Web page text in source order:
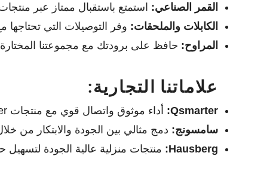
القمر الصناعي: استمتع باستقبال ممتاز عبر
الكابلات والملحقات: وفر التوصيلات التي تحتاجها
المراوح: حافظ على برودتك مع مجموعتنا
علاماتنا التجارية:
Qsmarter:
أداء موثوق واتصال قوي مع منتجات Qsmarter.
سامسونج: دمج مثالي بين الجودة والابتكار من
Hausberg:
منتجات منزلية عالية الجودة لتسهيل